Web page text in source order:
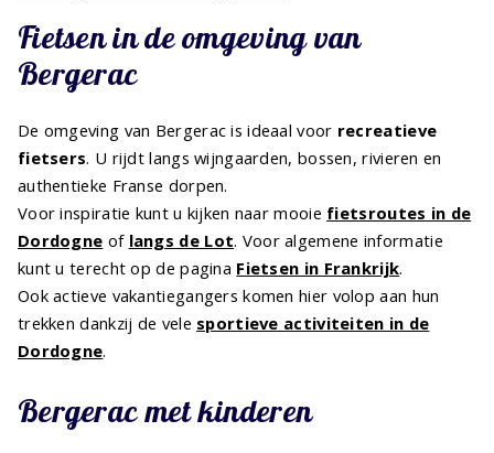
Fietsen in de omgeving van
Bergerac
De omgeving van Bergerac is ideaal voor recreatieve
fietsers. U rijdt langs wijngaarden, bossen, rivieren en
authentieke Franse dorpen.
Voor inspiratie kunt u kijken naar mooie fietsroutes in de
Dordogne of langs de Lot. Voor algemene informatie
kunt u terecht op de pagina Fietsen in Frankrijk.
Ook actieve vakantiegangers komen hier volop aan hun
trekken dankzij de vele sportieve activiteiten in de
Dordogne.
Bergerac met kinderen